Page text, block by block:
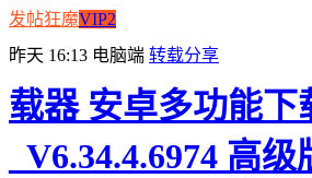
发帖狂魔VIP2
昨天 16:13 电脑端 转载分享
载器 安卓多功能下
_V6.34.4.6974 高级